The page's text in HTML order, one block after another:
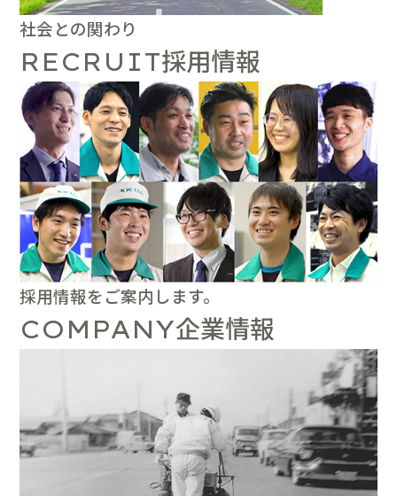
社会との関わり
RECRUIT採用情報
採用情報をご案内します。
COMPANY企業情報